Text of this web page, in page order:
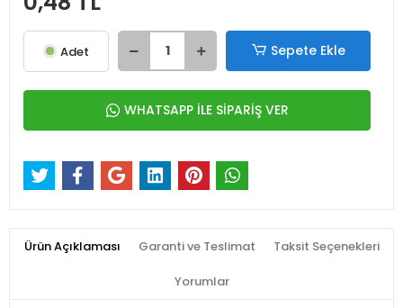
Adet Sepete Ekle
WHATSAPP İLE SİPARİŞ VER
Ürün Açıklaması Garanti ve Teslimat Taksit Seçenekleri
Yorumlar